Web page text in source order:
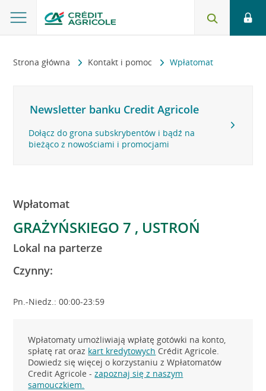
Strona główna Kontakt i pomoc Wpłatomat
Newsletter banku Credit Agricole
Dołącz do grona subskrybentów i bądź na
bieżąco z nowościami i promocjami
Wpłatomat
GRAŻYŃSKIEGO 7 , USTROŃ
Lokal na parterze
Czynny:
Pn.-Niedz.: 00:00-23:59
Wpłatomaty umożliwiają wpłatę gotówki na konto,
spłatę rat oraz kart kredytowych Crédit Agricole.
Dowiedz się więcej o korzystaniu z Wpłatomatów
Credit Agricole -zapoznaj się z naszym
samouczkiem.